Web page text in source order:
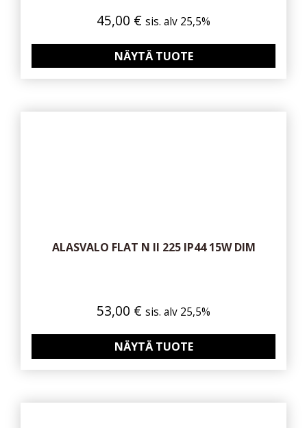
45,00 € sis. alv 25,5%
NÄYTÄ TUOTE
ALASVALO FLAT N II 225 IP44 15W DIM
53,00 € sis. alv 25,5%
NÄYTÄ TUOTE